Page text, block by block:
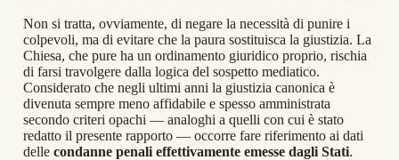
Non si tratta, ovviamente, di negare la necessità di punire i
colpevoli, ma di evitare che la paura sostituisca la giustizia. La
Chiesa, che pure ha un ordinamento giuridico proprio, rischia
di farsi travolgere dalla logica del sospetto mediatico.
Considerato che negli ultimi anni la giustizia canonica è
divenuta sempre meno affidabile e spesso amministrata
secondo criteri opachi — analoghi a quelli con cui è stato
redatto il presente rapporto — occorre fare riferimento ai dati
delle condanne penali effettivamente emesse dagli Stati.